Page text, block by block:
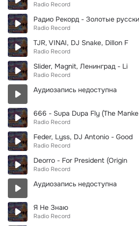
Radio Record
Radio Record
TJR, VINAI, DJ Snake, Dillon F
Radio Record
Slider, Magnit, Ленинград - Li
Radio Record
Аудиозапись недоступна
666 - Supa Dupa Fly (The Manke
Radio Record
Feder, Lyss, DJ Antonio - Good
Radio Record
Deorro - For President (Origin
Radio Record
Аудиозапись недоступна
Я Не Знаю
Radio Record